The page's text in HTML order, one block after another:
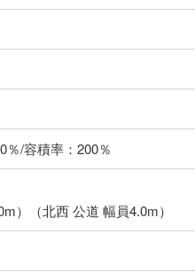
％/容積率：200％
）（北西 公道 幅員4.0m）